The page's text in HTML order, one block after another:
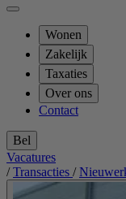
Wonen
Zakelijk
Taxaties
Over ons
Contact
Bel
Vacatures
/ Transacties /